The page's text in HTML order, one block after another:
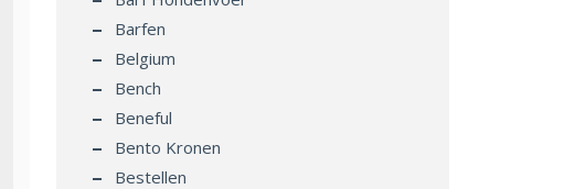
Barfen
Belgium
Bench
Beneful
Bento Kronen
Bestellen